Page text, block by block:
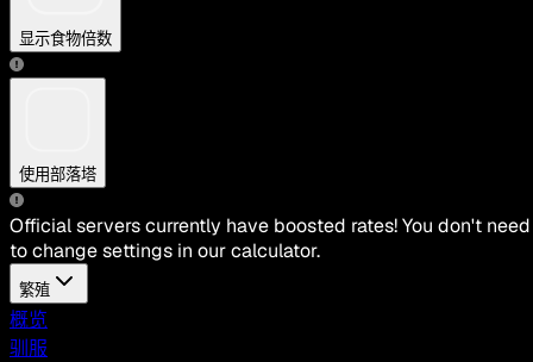
显示食物倍数
使用部落塔
Official servers currently have boosted rates! You don't need
to change settings in our calculator.
繁殖
概览
驯服